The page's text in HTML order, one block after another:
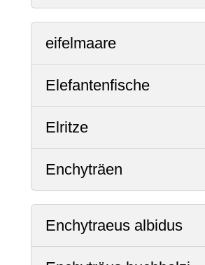
eifelmaare
Elefantenfische
Elritze
Enchyträen
Enchytraeus albidus